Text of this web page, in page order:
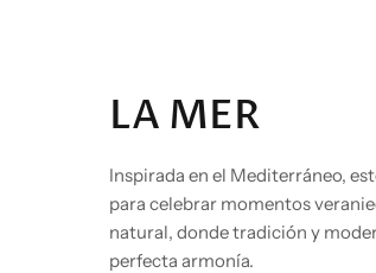
LA MER
Inspirada en el Mediterráneo,
para celebrar momentos
natural, donde tradición y
perfecta armonía.